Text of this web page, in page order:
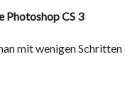
Photoshop CS 3
mit wenigen